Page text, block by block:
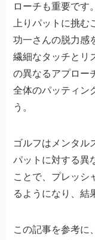
ローチも重要です
上りパットに挑
功一さんの脱力感
繊細なタッチとリ
の異なるアプロー
全体のパッティン
う。
ゴルフはメンタル
パットに対する異
ことで、プレッシ
るようになり、結
この記事を参考に